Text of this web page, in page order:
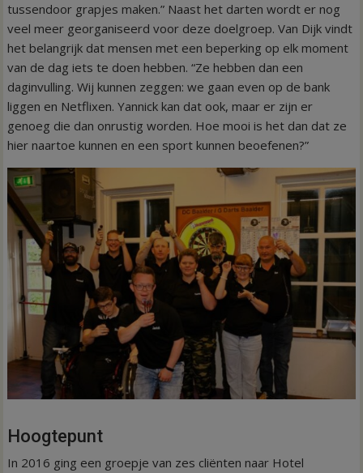
tussendoor grapjes maken.” Naast het darten wordt er nog
veel meer georganiseerd voor deze doelgroep. Van Dijk vindt
het belangrijk dat mensen met een beperking op elk moment
van de dag iets te doen hebben. “Ze hebben dan een
daginvulling. Wij kunnen zeggen: we gaan even op de bank
liggen en Netflixen. Yannick kan dat ook, maar er zijn er
genoeg die dan onrustig worden. Hoe mooi is het dan dat ze
hier naartoe kunnen en een sport kunnen beoefenen?”
Hoogtepunt
In 2016 ging een groepje van zes cliënten naar Hotel